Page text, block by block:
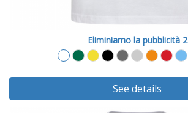
Eliminiamo la pubblicità 2
See details